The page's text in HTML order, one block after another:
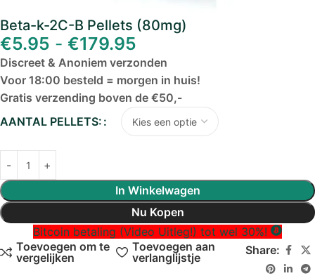
Beta-k-2C-B Pellets (80mg)
€5.95 - €179.95
Discreet & Anoniem verzonden
Voor 18:00 besteld = morgen in huis!
Gratis verzending boven de €50,-
AANTAL PELLETS:
In Winkelwagen
Nu Kopen
Bitcoin betaling (Video Uitleg!) tot wel 30%!
Toevoegen om te
vergelijken
Toevoegen aan
verlanglijstje
Share: